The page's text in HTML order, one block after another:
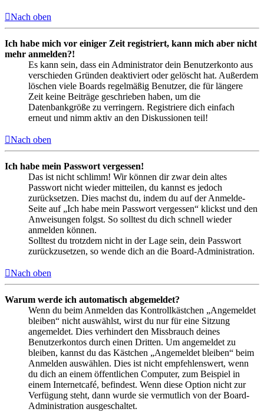
Nach oben
Ich habe mich vor einiger Zeit registriert, kann mich aber nicht
mehr anmelden?!
Es kann sein, dass ein Administrator dein Benutzerkonto aus
verschieden Gründen deaktiviert oder gelöscht hat. Außerdem
löschen viele Boards regelmäßig Benutzer, die für längere
Zeit keine Beiträge geschrieben haben, um die
Datenbankgröße zu verringern. Registriere dich einfach
erneut und nimm aktiv an den Diskussionen teil!
Nach oben
Ich habe mein Passwort vergessen!
Das ist nicht schlimm! Wir können dir zwar dein altes
Passwort nicht wieder mitteilen, du kannst es jedoch
zurücksetzen. Dies machst du, indem du auf der Anmelde-
Seite auf „Ich habe mein Passwort vergessen“ klickst und den
Anweisungen folgst. So solltest du dich schnell wieder
anmelden können.
Solltest du trotzdem nicht in der Lage sein, dein Passwort
zurückzusetzen, so wende dich an die Board-Administration.
Nach oben
Warum werde ich automatisch abgemeldet?
Wenn du beim Anmelden das Kontrollkästchen „Angemeldet
bleiben“ nicht auswählst, wirst du nur für eine Sitzung
angemeldet. Dies verhindert den Missbrauch deines
Benutzerkontos durch einen Dritten. Um angemeldet zu
bleiben, kannst du das Kästchen „Angemeldet bleiben“ beim
Anmelden auswählen. Dies ist nicht empfehlenswert, wenn
du dich an einem öffentlichen Computer, zum Beispiel in
einem Internetcafé, befindest. Wenn diese Option nicht zur
Verfügung steht, dann wurde sie vermutlich von der Board-
Administration ausgeschaltet.